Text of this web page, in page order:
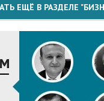
ЕЩЁ В РАЗДЕЛЕ